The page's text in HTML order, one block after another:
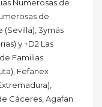
Numerosas de
de
(Sevilla), 3ymás
y +D2 Las
Familias
Fefanex
Cáceres, Agafan